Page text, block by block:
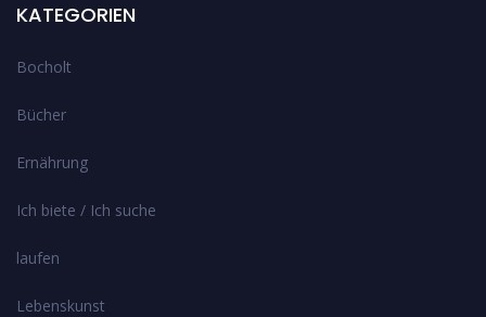
KATEGORIEN
Bocholt
Bücher
Ernährung
Ich biete / Ich suche
laufen
Lebenskunst